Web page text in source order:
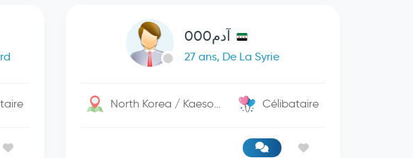
آدم000
27 ans, De La Syrie
North Korea / Kaesong Célibataire